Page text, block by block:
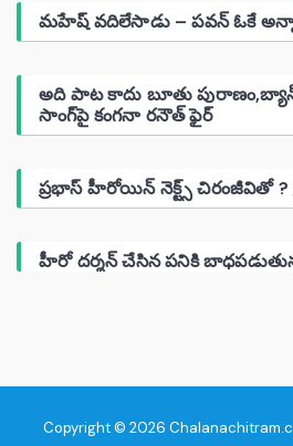
మహేష్ వదిలేసాడు – పవన్ ఓకే
అది పాట కాదు బూతు
సాంగ్‌పై కంగనా రనౌత్ ఫైర్
ప్రభాస్ హీరోయిన్ నెక్ట్స్ చిరంజీవితో ?
హీరో దర్శన్ చేసిన పనికి
Copyright © 2026